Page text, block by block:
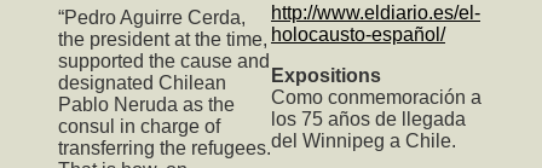
“Pedro Aguirre Cerda,
the president at the time,
supported the cause and
designated Chilean
Pablo Neruda as the
consul in charge of
transferring the refugees.
http://www.eldiario.es/el-
holocausto-español/
Expositions
Como conmemoración a
los 75 años de llegada
del Winnipeg a Chile.